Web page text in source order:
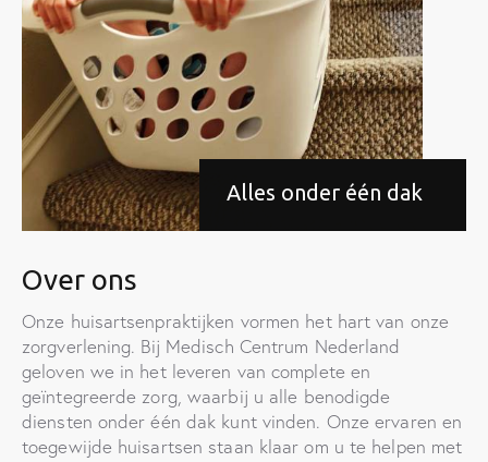
Alles onder één dak
Over ons
Onze huisartsenpraktijken vormen het hart van onze
zorgverlening. Bij Medisch Centrum Nederland
geloven we in het leveren van complete en
geïntegreerde zorg, waarbij u alle benodigde
diensten onder één dak kunt vinden. Onze ervaren en
toegewijde huisartsen staan klaar om u te helpen met